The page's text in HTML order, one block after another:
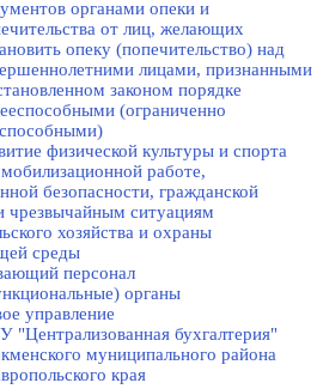
органами опеки и
от лиц, желающих
опеку (попечительство) над
лицами, признанными
законом порядке
(ограниченно
физической культуры и спорта
работе,
безопасности, гражданской
чрезвычайным ситуациям
хозяйства и охраны
среды
персонал
органы
управление
"Централизованная бухгалтерия"
муниципального района
края